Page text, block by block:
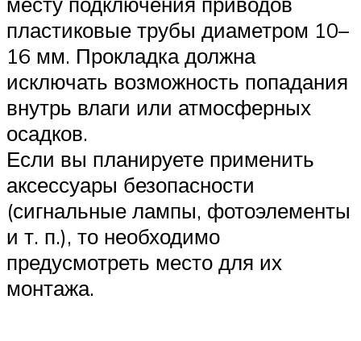
пластиковые трубы диаметром 10–
16 мм. Прокладка должна
исключать возможность попадания
внутрь влаги или атмосферных
осадков.
Если вы планируете применить
аксессуары безопасности
(сигнальные лампы, фотоэлементы
и т. п.), то необходимо
предусмотреть место для их
монтажа.